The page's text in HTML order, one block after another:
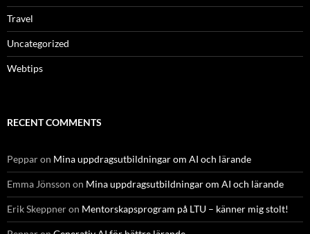
Travel
Uncategorized
Webtips
RECENT COMMENTS
Pepparon Mina uppdragsutbildningar om AI och lärande
Emma Jönsson on Mina uppdragsutbildningar om AI och lärande
Erik Skeppneron Mentorskapsprogram på LTU – känner mig stolt!